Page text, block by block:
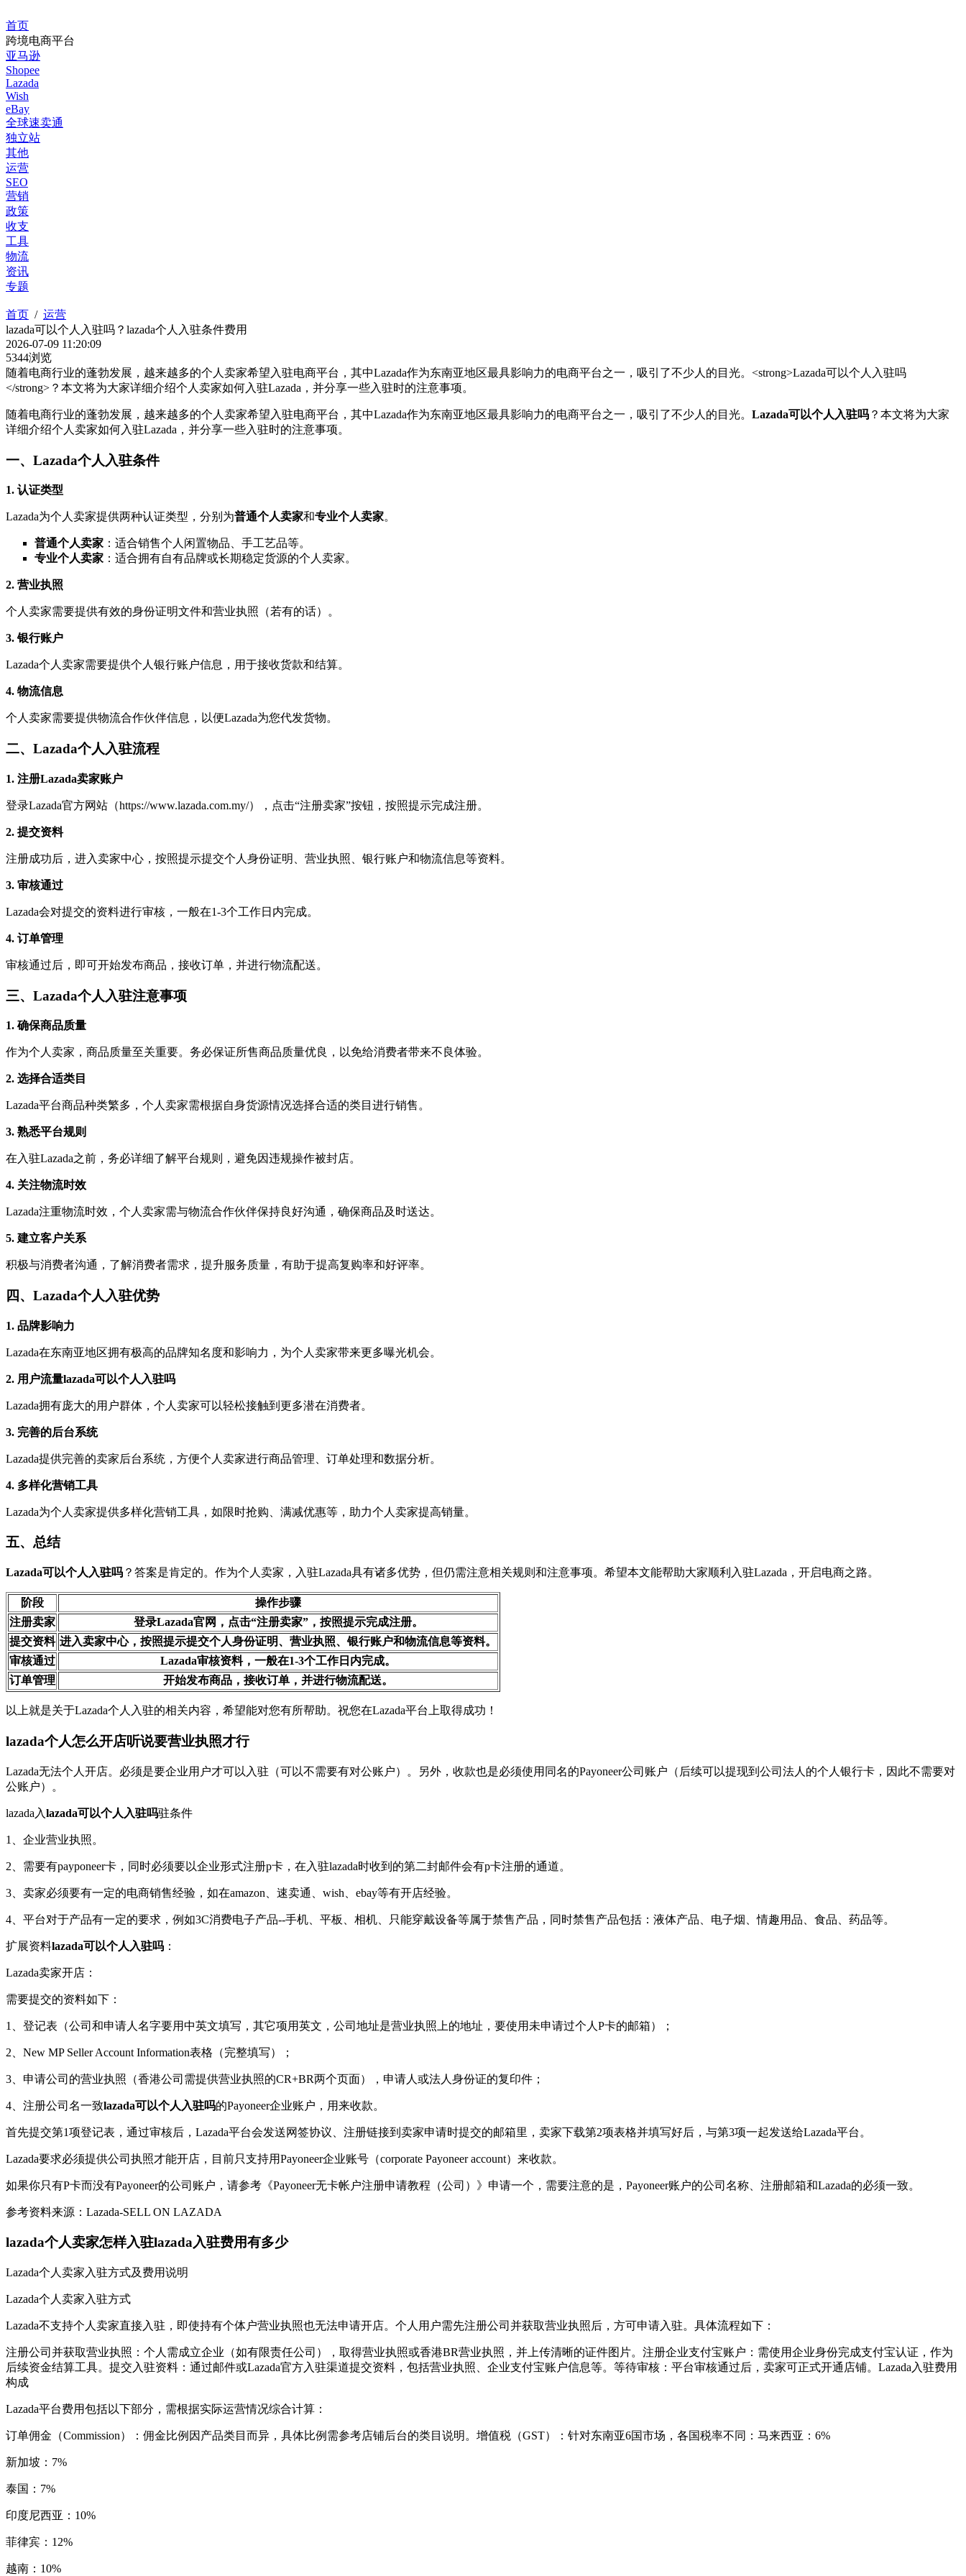
首页
跨境电商平台
亚马逊
Shopee
Lazada
Wish
eBay
全球速卖通
独立站
其他
运营
SEO
营销
政策
收支
工具
物流
资讯
专题
首页 / 运营
lazada可以个人入驻吗？lazada个人入驻条件费用
2026-07-09 11:20:09
5344浏览
随着电商行业的蓬勃发展，越来越多的个人卖家希望入驻电商平台，其中Lazada作为东南亚地区最具影响力的电商平台之一，吸引了不少人的目光。<strong>Lazada可以个人入驻吗
</strong>？本文将为大家详细介绍个人卖家如何入驻Lazada，并分享一些入驻时的注意事项。
随着电商行业的蓬勃发展，越来越多的个人卖家希望入驻电商平台，其中Lazada作为东南亚地区最具影响力的电商平台之一，吸引了不少人的目光。 Lazada可以个人入驻吗 ？本文将为大家
详细介绍个人卖家如何入驻Lazada，并分享一些入驻时的注意事项。
一、Lazada个人入驻条件
1. 认证类型
Lazada为个人卖家提供两种认证类型，分别为普通个人卖家和专业个人卖家。
普通个人卖家 ：适合销售个人闲置物品、手工艺品等。
专业个人卖家 ：适合拥有自有品牌或长期稳定货源的个人卖家。
2. 营业执照
个人卖家需要提供有效的身份证明文件和营业执照（若有的话）。
3. 银行账户
Lazada个人卖家需要提供个人银行账户信息，用于接收货款和结算。
4. 物流信息
个人卖家需要提供物流合作伙伴信息，以便Lazada为您代发货物。
二、Lazada个人入驻流程
1. 注册Lazada卖家账户
登录Lazada官方网站（https://www.lazada.com.my/），点击“注册卖家”按钮，按照提示完成注册。
2. 提交资料
注册成功后，进入卖家中心，按照提示提交个人身份证明、营业执照、银行账户和物流信息等资料。
3. 审核通过
Lazada会对提交的资料进行审核，一般在1-3个工作日内完成。
4. 订单管理
审核通过后，即可开始发布商品，接收订单，并进行物流配送。
三、Lazada个人入驻注意事项
1. 确保商品质量
作为个人卖家，商品质量至关重要。务必保证所售商品质量优良，以免给消费者带来不良体验。
2. 选择合适类目
Lazada平台商品种类繁多，个人卖家需根据自身货源情况选择合适的类目进行销售。
3. 熟悉平台规则
在入驻Lazada之前，务必详细了解平台规则，避免因违规操作被封店。
4. 关注物流时效
Lazada注重物流时效，个人卖家需与物流合作伙伴保持良好沟通，确保商品及时送达。
5. 建立客户关系
积极与消费者沟通，了解消费者需求，提升服务质量，有助于提高复购率和好评率。
四、Lazada个人入驻优势
1. 品牌影响力
Lazada在东南亚地区拥有极高的品牌知名度和影响力，为个人卖家带来更多曝光机会。
2. 用户流量lazada可以个人入驻吗
Lazada拥有庞大的用户群体，个人卖家可以轻松接触到更多潜在消费者。
3. 完善的后台系统
Lazada提供完善的卖家后台系统，方便个人卖家进行商品管理、订单处理和数据分析。
4. 多样化营销工具
Lazada为个人卖家提供多样化营销工具，如限时抢购、满减优惠等，助力个人卖家提高销量。
五、总结
Lazada可以个人入驻吗 ？答案是肯定的。作为个人卖家，入驻Lazada具有诸多优势，但仍需注意相关规则和注意事项。希望本文能帮助大家顺利入驻Lazada，开启电商之路。
阶段
操作步骤
注册卖家
登录Lazada官网，点击“注册卖家”，按照提示完成注册。
提交资料 进入卖家中心，按照提示提交个人身份证明、营业执照、银行账户和物流信息等资料。
审核通过
Lazada审核资料，一般在1-3个工作日内完成。
订单管理
开始发布商品，接收订单，并进行物流配送。
以上就是关于Lazada个人入驻的相关内容，希望能对您有所帮助。祝您在Lazada平台上取得成功！
lazada个人怎么开店听说要营业执照才行
Lazada无法个人开店。必须是要企业用户才可以入驻（可以不需要有对公账户）。另外，收款也是必须使用同名的Payoneer公司账户（后续可以提现到公司法人的个人银行卡，因此不需要对
公账户）。
lazada入lazada可以个人入驻吗驻条件
1、企业营业执照。
2、需要有payponeer卡，同时必须要以企业形式注册p卡，在入驻lazada时收到的第二封邮件会有p卡注册的通道。
3、卖家必须要有一定的电商销售经验，如在amazon、速卖通、wish、ebay等有开店经验。
4、平台对于产品有一定的要求，例如3C消费电子产品--手机、平板、相机、只能穿戴设备等属于禁售产品，同时禁售产品包括：液体产品、电子烟、情趣用品、食品、药品等。
扩展资料lazada可以个人入驻吗 ：
Lazada卖家开店：
需要提交的资料如下：
1、登记表（公司和申请人名字要用中英文填写，其它项用英文，公司地址是营业执照上的地址，要使用未申请过个人P卡的邮箱）；
2、New MP Seller Account Information表格（完整填写）；
3、申请公司的营业执照（香港公司需提供营业执照的CR+BR两个页面），申请人或法人身份证的复印件；
4、注册公司名一致lazada可以个人入驻吗的Payoneer企业账户，用来收款。
首先提交第1项登记表，通过审核后，Lazada平台会发送网签协议、注册链接到卖家申请时提交的邮箱里，卖家下载第2项表格并填写好后，与第3项一起发送给Lazada平台。
Lazada要求必须提供公司执照才能开店，目前只支持用Payoneer企业账号（corporate Payoneer account）来收款。
如果你只有P卡而没有Payoneer的公司账户，请参考《Payoneer无卡帐户注册申请教程（公司）》申请一个，需要注意的是，Payoneer账户的公司名称、注册邮箱和Lazada的必须一致。
参考资料来源：Lazada-SELL ON LAZADA
lazada个人卖家怎样入驻lazada入驻费用有多少
Lazada个人卖家入驻方式及费用说明
Lazada个人卖家入驻方式
Lazada不支持个人卖家直接入驻，即使持有个体户营业执照也无法申请开店。个人用户需先注册公司并获取营业执照后，方可申请入驻。具体流程如下：
注册公司并获取营业执照：个人需成立企业（如有限责任公司），取得营业执照或香港BR营业执照，并上传清晰的证件图片。注册企业支付宝账户：需使用企业身份完成支付宝认证，作为
后续资金结算工具。提交入驻资料：通过邮件或Lazada官方入驻渠道提交资料，包括营业执照、企业支付宝账户信息等。等待审核：平台审核通过后，卖家可正式开通店铺。Lazada入驻费用
构成
Lazada平台费用包括以下部分，需根据实际运营情况综合计算：
订单佣金（Commission）：佣金比例因产品类目而异，具体比例需参考店铺后台的类目说明。增值税（GST）：针对东南亚6国市场，各国税率不同：马来西亚：6%
新加坡：7%
泰国：7%
印度尼西亚：10%
菲律宾：12%
越南：10%